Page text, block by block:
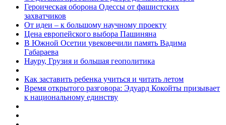
Героическая оборона Одессы от фашистских
захватчиков
От идеи – к большому научному проекту
Цена европейского выбора Пашиняна
В Южной Осетии увековечили память Вадима
Габараева
Науру, Грузия и большая геополитика
Как заставить ребенка учиться и читать летом
Время открытого разговора: Эдуард Кокойты призывает
к национальному единству